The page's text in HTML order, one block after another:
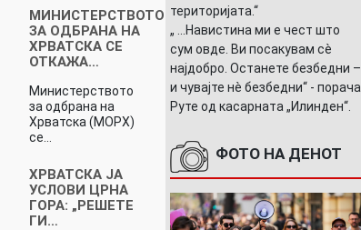
МИНИСТЕРСТВОТО
ЗА ОДБРАНА НА
ХРВАТСКА СЕ
ОТКАЖА…
Министерството
за одбрана на
Хрватска (МОРХ)
се…
ХРВАТСКА ЈА
УСЛОВИ ЦРНА
ГОРА: „РЕШЕТЕ
ГИ…
територијата.“
„ ...Навистина ми е чест што
сум овде. Ви посакувам сè
најдобро. Останете безбедни –
и чувајте нè безбедни“ - порача
Руте од касарната „Илинден“.
ФОТО НА ДЕНОТ